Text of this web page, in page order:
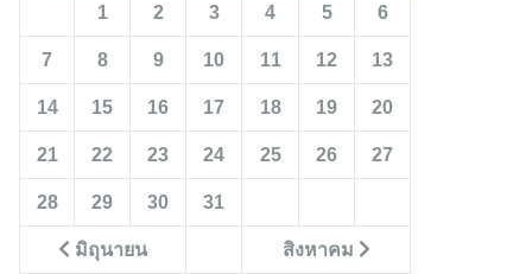
มิถุนายน สิงหาคม
1 2 3 4 5 6
7 8 9 10 11 12 13
14 15 16 17 18 19 20
21 22 23 24 25 26 27
28 29 30 31